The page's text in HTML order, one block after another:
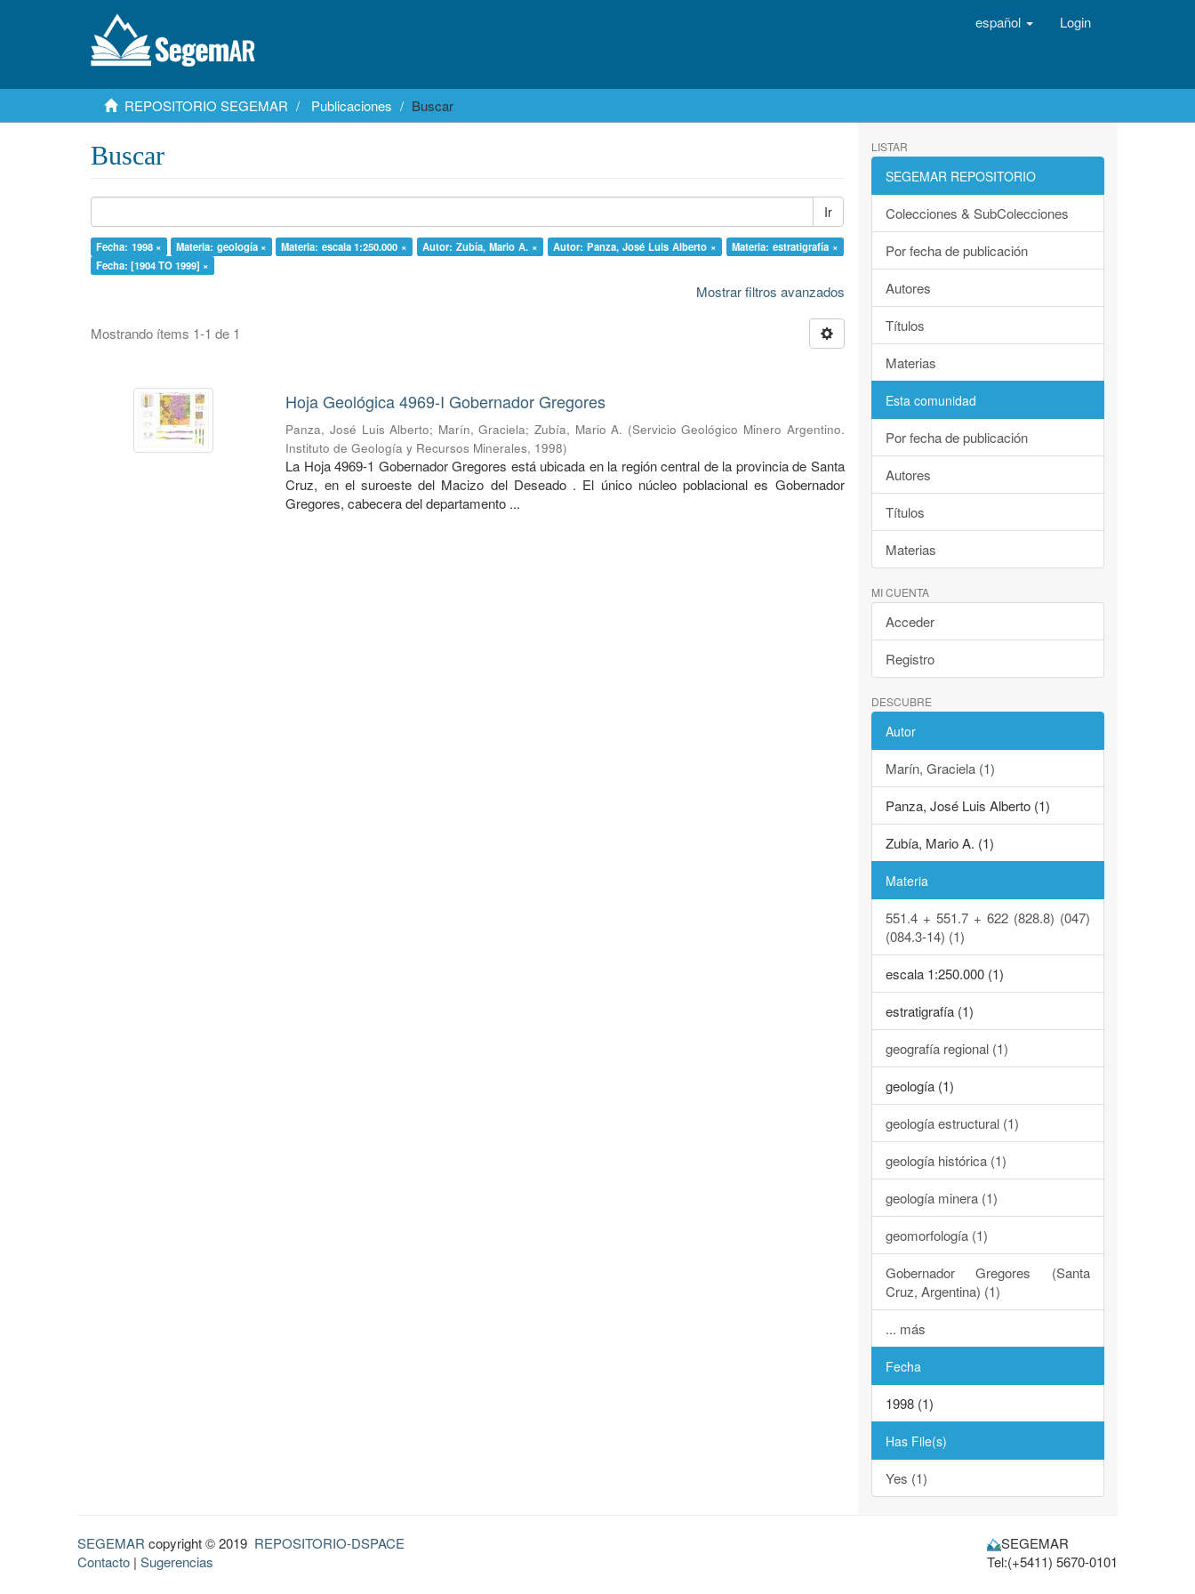
español Login
REPOSITORIO SEGEMAR Publicaciones Buscar
Buscar
Ir
Fecha: 1998 × Materia: geología × Materia: escala 1:250.000 × Autor: Zubía, Mario A. × Autor: Panza, José Luis Alberto ×
Materia: estratigrafía ×
Fecha: [1904 TO 1999] ×
Mostrar filtros avanzados
Mostrando ítems 1-1 de 1
Hoja Geológica 4969-I Gobernador Gregores
Panza, José Luis Alberto; Marín, Graciela; Zubía, Mario A. (Servicio Geológico Minero Argentino.
Instituto de Geología y Recursos Minerales, 1998)
La Hoja 4969-1 Gobernador Gregores está ubicada en la región central de la provincia de Santa
Cruz, en el suroeste del Macizo del Deseado . El único núcleo poblacional es Gobernador
Gregores, cabecera del departamento ...
LISTAR
SEGEMAR REPOSITORIO
Colecciones & SubColecciones
Por fecha de publicación
Autores
Títulos
Materias
Esta comunidad
Por fecha de publicación
Autores
Títulos
Materias
MI CUENTA
Acceder
Registro
DESCUBRE
Autor
Marín, Graciela (1)
Panza, José Luis Alberto (1)
Zubía, Mario A. (1)
Materia
551.4 + 551.7 + 622 (828.8) (047)
(084.3-14) (1)
escala 1:250.000 (1)
estratigrafía (1)
geografía regional (1)
geología (1)
geología estructural (1)
geología histórica (1)
geología minera (1)
geomorfología (1)
Gobernador Gregores (Santa
Cruz, Argentina) (1)
... más
Fecha
1998 (1)
Has File(s)
Yes (1)
SEGEMAR copyright © 2019 REPOSITORIO-DSPACE
Contacto | Sugerencias
SEGEMAR
Tel:(+5411) 5670-0101